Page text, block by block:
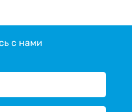
с нами